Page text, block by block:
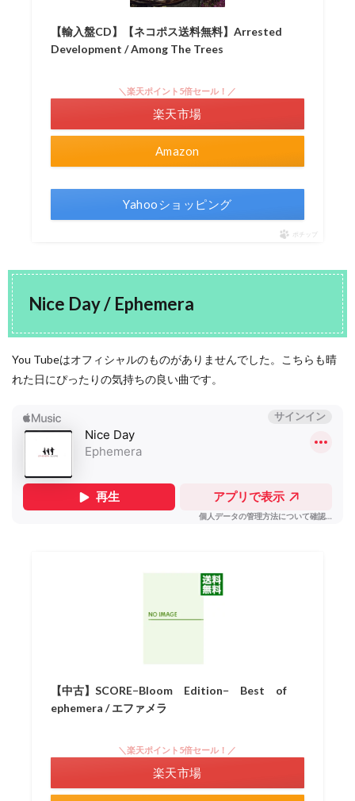
【輸入盤CD】【ネコポス送料無料】Arrested
Development / Among The Trees
Amazon
＼楽天ポイント5倍セール！／
楽天市場
Yahooショッピング
ポチップ
Nice Day / Ephemera
You Tubeはオフィシャルのものがありませんでした。こちらも晴
れた日にぴったりの気持ちの良い曲です。
【中古】SCORE−Bloom Edition− Best of
ephemera / エファメラ
＼楽天ポイント5倍セール！／
楽天市場